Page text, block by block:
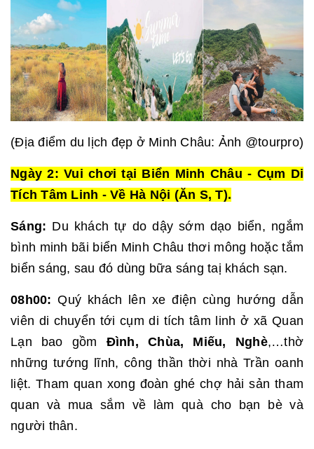
(Địa điểm du lịch đẹp ở Minh Châu: Ảnh @tourpro)
Ngày 2: Vui chơi tại Biển Minh Châu - Cụm Di
Tích Tâm Linh - Về Hà Nội (Ăn S, T).
Sáng: Du khách tự do dậy sớm dạo biển, ngắm
bình minh bãi biển Minh Châu thơi mông hoặc tắm
biển sáng, sau đó dùng bữa sáng taị khách sạn.
08h00:Quý khách lên xe điện cùng hướng dẫn
viên di chuyển tới cụm di tích tâm linh ở xã Quan
Lạn bao gồm Đình, Chùa, Miếu, Nghè,…thờ
những tướng lĩnh, công thần thời nhà Trần oanh
liệt. Tham quan xong đoàn ghé chợ hải sản tham
quan và mua sắm về làm quà cho bạn bè và
người thân.